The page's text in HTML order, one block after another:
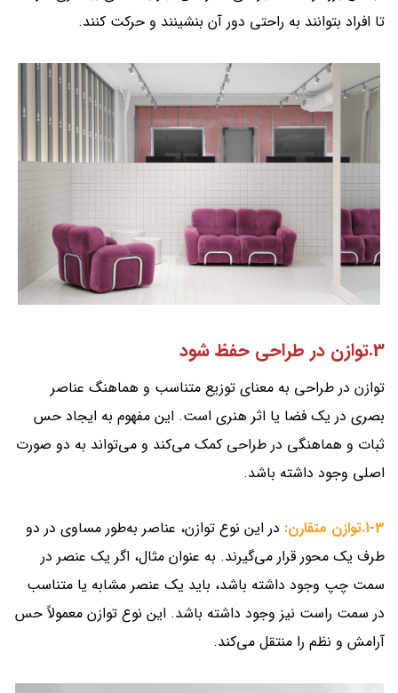
تا افراد بتوانند به راحتی دور آن بنشینند و حرکت کنند.
3.توازن در طراحی حفظ شود
توازن در طراحی به معنای توزیع متناسب و هماهنگ عناصر
بصری در یک فضا یا اثر هنری است. این مفهوم به ایجاد حس
ثبات و هماهنگی در طراحی کمک می‌کند و می‌تواند به دو صورت
اصلی وجود داشته باشد.
1-3.توازن متقارن:
در این نوع توازن، عناصر به‌طور مساوی در دو
طرف یک محور قرار می‌گیرند. به عنوان مثال، اگر یک عنصر در
سمت چپ وجود داشته باشد، باید یک عنصر مشابه یا متناسب
در سمت راست نیز وجود داشته باشد. این نوع توازن معمولاً حس
آرامش و نظم را منتقل می‌کند.